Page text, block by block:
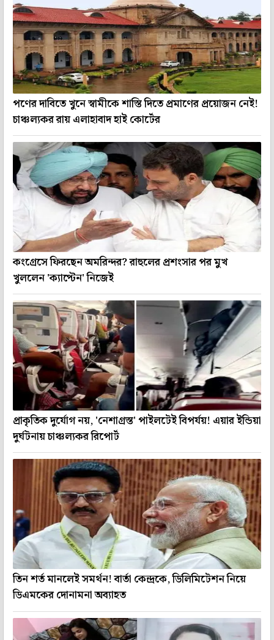
পণের দাবিতে খুনে স্বামীকে শাস্তি দিতে প্রমাণের প্রয়োজন নেই!
চাঞ্চল্যকর রায় এলাহাবাদ হাই কোর্টের
কংগ্রেসে ফিরছেন অমরিন্দর? রাহুলের প্রশংসার পর মুখ
খুললেন 'ক্যাপ্টেন' নিজেই
প্রাকৃতিক দুর্যোগ নয়, 'নেশাগ্রস্ত' পাইলটেই বিপর্যয়! এয়ার ইন্ডিয়া
দুর্ঘটনায় চাঞ্চল্যকর রিপোর্ট
তিন শর্ত মানলেই সমর্থন! বার্তা কেন্দ্রকে, ডিলিমিটেশন নিয়ে
ডিএমকের দোনামনা অব্যাহত